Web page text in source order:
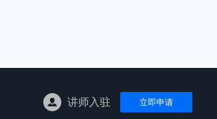
讲师入驻 立即申请